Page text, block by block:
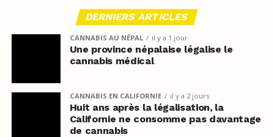
DERNIERS ARTICLES
CANNABIS AU NÉPAL il y a 1 jour
Une province népalaise légalise le
cannabis médical
CANNABIS EN CALIFORNIE il y a 2 jours
Huit ans après la légalisation, la
Californie ne consomme pas davantage
de cannabis